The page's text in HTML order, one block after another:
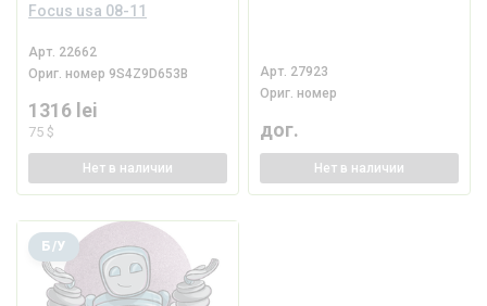
Focus usa 08-11
Арт. 22662
Ориг. номер 9S4Z9D653B
1316 lei
75 $
Нет в наличии
Арт. 27923
Ориг. номер
дог.
Нет в наличии
Б/У